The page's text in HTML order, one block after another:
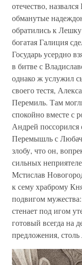
отечество,
обманутые
обратились к
богатая Галиция
Государь усердно
в битве с
однако ж услужил
своего тестя,
Перемиль. Там
спокойно вместе с
Андрей
Перемышль с
злобу, что он,
сильных
Мстислав
к сему храброму
подвигом
стенает под игом
готовый всегда на
предложения, столь